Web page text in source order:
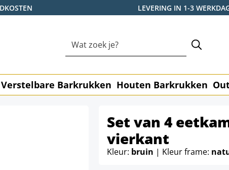
LEVERING IN 1-3
Verstelbare Barkrukken Houten Barkrukken
Set van 4
vierkant
Kleur: bruin | Kleur frame: